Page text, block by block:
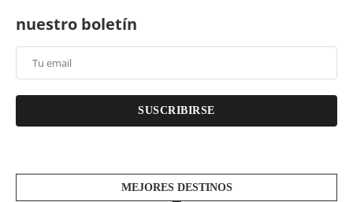
nuestro boletín
SUSCRIBIRSE
MEJORES DESTINOS